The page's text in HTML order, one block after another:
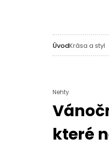
ÚvodKrása a styl
Nehty
které